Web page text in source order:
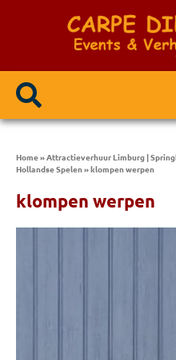
Home»Attractieverhuur Limburg |
Hollandse Spelen»klompen werpen
klompen werpen